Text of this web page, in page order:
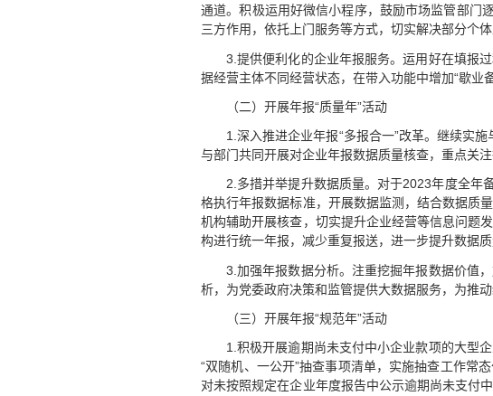
通道。积极运用好微信小程序，鼓励市场监管部门
三方作用，依托上门服务等方式，切实解决部分个体
3.提供便利化的企业年报服务。运用好在填报
据经营主体不同经营状态，在带入功能中增加“歇业
（二）开展年报“质量年”活动
1.深入推进企业年报“多报合一”改革。继续实
与部门共同开展对企业年报数据质量核查，重点关
2.多措并举提升数据质量。对于2023年度全年
格执行年报数据标准，开展数据监测，结合数据质
机构辅助开展核查，切实提升企业经营等信息问题
构进行统一年报，减少重复报送，进一步提升数据质
3.加强年报数据分析。注重挖掘年报数据价值
析，为党委政府决策和监管提供大数据服务，为推
（三）开展年报“规范年”活动
1.积极开展逾期尚未支付中小企业款项的大型
“双随机、一公开”抽查事项清单，实施抽查工作常
对未按照规定在企业年度报告中公示逾期尚未支付